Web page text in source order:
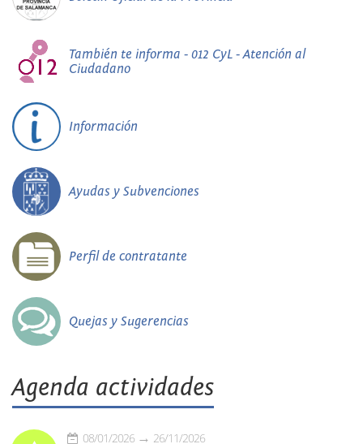
También te informa - 012 CyL - Atención al
Ciudadano
Información
Ayudas y Subvenciones
Perfil de contratante
Quejas y Sugerencias
Agenda actividades
08/01/2026 26/11/2026